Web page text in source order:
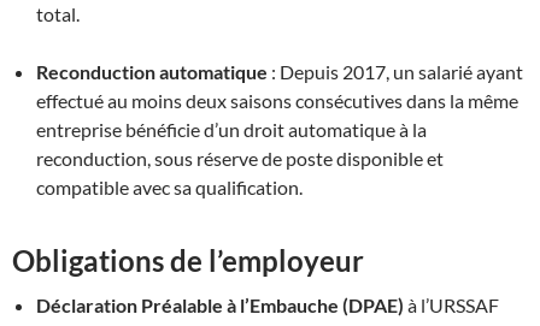
total.
Reconduction automatique : Depuis 2017, un salarié ayant
effectué au moins deux saisons consécutives dans la même
entreprise bénéficie d’un droit automatique à la
reconduction, sous réserve de poste disponible et
compatible avec sa qualification.
Obligations de l’employeur
Déclaration Préalable à l’Embauche (DPAE) à l’URSSAF